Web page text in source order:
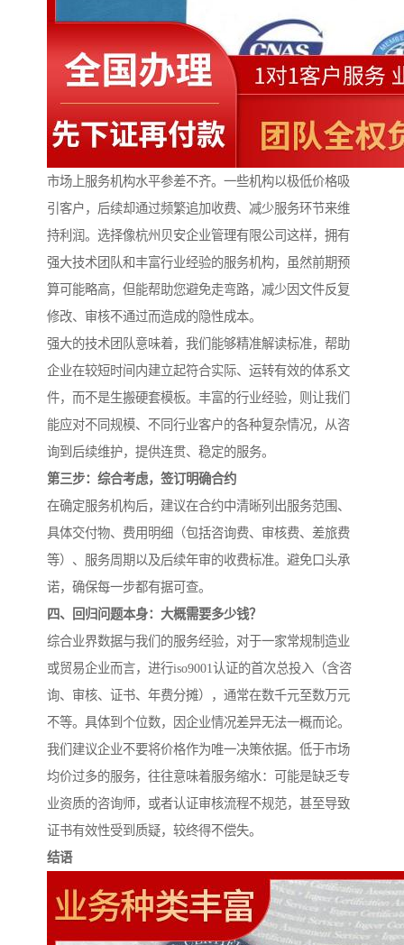
市场上服务机构水平参差不齐。一些机构以极低价格吸
引客户，后续却通过频繁追加收费、减少服务环节来维
持利润。选择像杭州贝安企业管理有限公司这样，拥有
强大技术团队和丰富行业经验的服务机构，虽然前期预
算可能略高，但能帮助您避免走弯路，减少因文件反复
修改、审核不通过而造成的隐性成本。
强大的技术团队意味着，我们能够精准解读标准，帮助
企业在较短时间内建立起符合实际、运转有效的体系文
件，而不是生搬硬套模板。丰富的行业经验，则让我们
能应对不同规模、不同行业客户的各种复杂情况，从咨
询到后续维护，提供连贯、稳定的服务。
第三步：综合考虑，签订明确合约
在确定服务机构后，建议在合约中清晰列出服务范围、
具体交付物、费用明细（包括咨询费、审核费、差旅费
等）、服务周期以及后续年审的收费标准。避免口头承
诺，确保每一步都有据可查。
四、回归问题本身：大概需要多少钱？
综合业界数据与我们的服务经验，对于一家常规制造业
或贸易企业而言，进行iso9001认证的首次总投入（含咨
询、审核、证书、年费分摊），通常在数千元至数万元
不等。具体到个位数，因企业情况差异无法一概而论。
我们建议企业不要将价格作为唯一决策依据。低于市场
均价过多的服务，往往意味着服务缩水：可能是缺乏专
业资质的咨询师，或者认证审核流程不规范，甚至导致
证书有效性受到质疑，较终得不偿失。
结语